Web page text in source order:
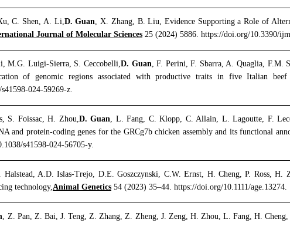
C. Shen, A. Li, D. Guan , X. Zhang, B. Liu, Evidence Supporting a Role of
Journal of Molecular Sciences 25 (2024) 5886. https://doi.org/10.3390/
M.G. Luigi-Sierra, S. Ceccobelli, D. Guan , F. Perini, F. Sbarra, A. Quaglia, F.M.
of genomic regions associated with productive traits in five Italian beef
024-59269-z.
S. Foissac, H. Zhou, D. Guan , L. Fang, C. Klopp, C. Allain, L. Lagoutte, F.
and protein-coding genes for the GRCg7b chicken assembly and its functional
s41598-024-56705-y.
A.D. Islas-Trejo, D.E. Goszczynski, C.W. Ernst, H. Cheng, P. Ross, H.
technology, Animal Genetics 54 (2023) 35–44. https://doi.org/10.1111/age.13274.
, Z. Pan, Z. Bai, J. Teng, Z. Zhang, Z. Zheng, J. Zeng, H. Zhou, L. Fang, H.